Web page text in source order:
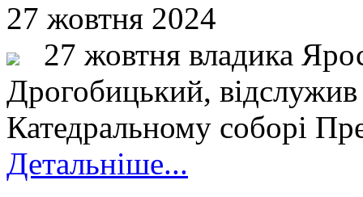
27 жовтня 2024
27 жовтня владика
Дрогобицький,
Катедральному соборі
Детальніше...